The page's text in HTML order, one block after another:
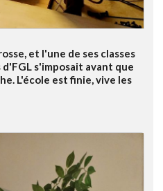
et l'une de ses classes
s'imposait avant que
L'école est finie, vive les